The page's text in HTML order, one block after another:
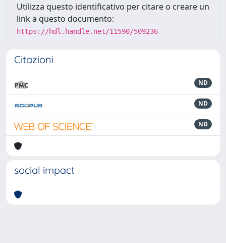
Utilizza questo identificativo per citare o creare un
link a questo documento:
https://hdl.handle.net/11590/509236
Citazioni
ND
ND
ND
social impact